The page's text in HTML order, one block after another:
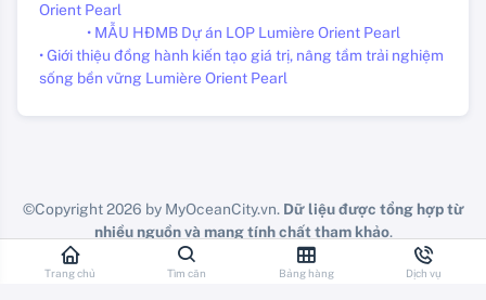
Orient Pearl
• MẪU HĐMB Dự án LOP Lumière Orient Pearl
• Giới thiệu đồng hành kiến tạo giá trị, nâng tầm trải nghiệm
sống bền vững Lumière Orient Pearl
©Copyright 2026 by MyOceanCity.vn. Dữ liệu được tổng hợp từ
nhiều nguồn và mang tính chất tham khảo.
Vui lòng check lại chính doanh nghiệp các bạn đang công tác.
Trang chủ Tìm căn Bảng hàng Dịch vụ